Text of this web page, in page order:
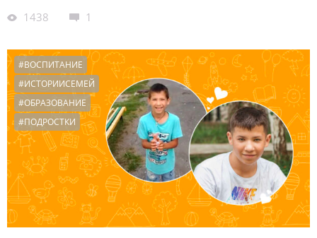
1438
1
#ВОСПИТАНИЕ
#ИСТОРИИСЕМЕЙ
#ОБРАЗОВАНИЕ
#ПОДРОСТКИ